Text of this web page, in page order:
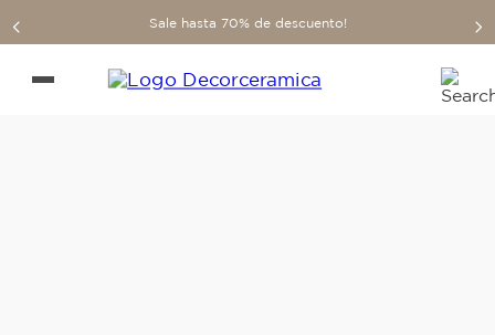
Sale hasta 70% de descuento!